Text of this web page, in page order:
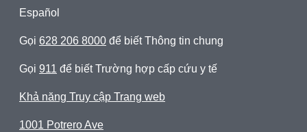
Español
Gọi 628 206 8000 để biết Thông tin chung
Gọi 911 để biết Trường hợp cấp cứu y tế
Khả năng Truy cập Trang web
1001 Potrero Ave